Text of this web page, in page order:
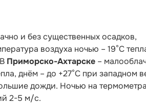
и без существенных осадков,
воздуха ночью – 19°С
Приморско-Ахтарске –
днём – до +27°С при западном
дожди. Ночью на
2-5 м/с.